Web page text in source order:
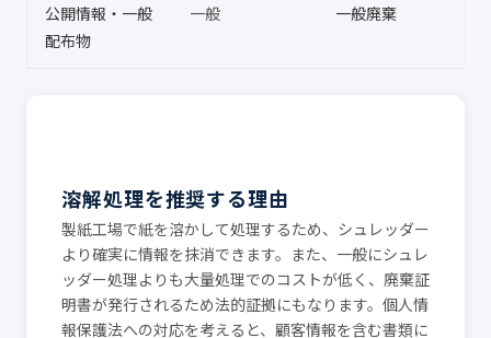
公開情報・一般
配布物
一般 一般廃棄
溶解処理を推奨する理由
製紙工場で紙を溶かして処理するため、シュレッダー
より確実に情報を抹消できます。また、一般にシュレ
ッダー処理よりも大量処理でのコストが低く、廃棄証
明書が発行されるため法的証拠にもなります。個人情
報保護法への対応を考えると、顧客情報を含む書類に